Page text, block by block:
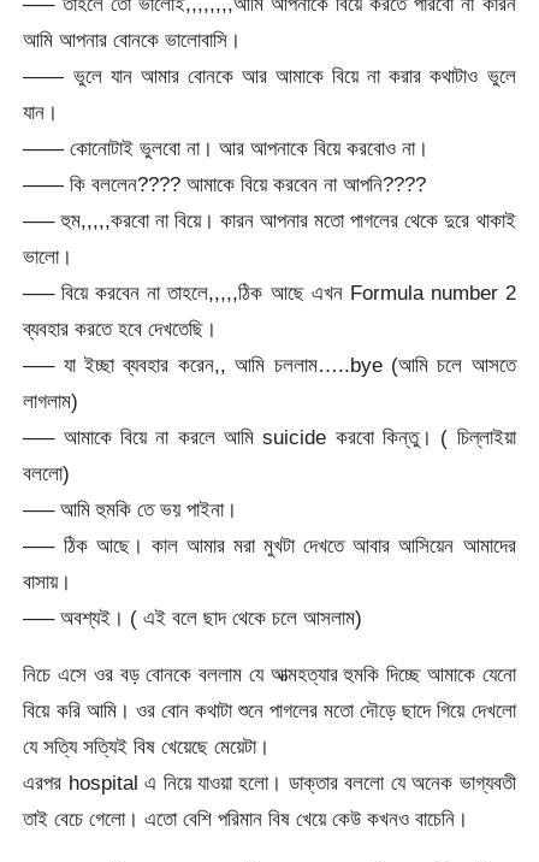
আমি আপনার বোনকে ভালোবাসি।
—— ভুলে যান আমার বোনকে আর আমাকে বিয়ে না করার কথাটাও ভুলে
যান।
—— কোনোটাই ভুলবো না। আর আপনাকে বিয়ে করবোও না।
—— কি বললেন???? আমাকে বিয়ে করবেন না আপনি????
—– হুম,,,,,করবো না বিয়ে। কারন আপনার মতো পাগলের থেকে দুরে থাকাই
ভালো।
—– বিয়ে করবেন না তাহলে,,,,,ঠিক আছে এখন Formula number 2
ব্যবহার করতে হবে দেখতেছি।
—– যা ইচ্ছা ব্যবহার করেন,, আমি চললাম…..bye (আমি চলে আসতে
লাগলাম)
—– আমাকে বিয়ে না করলে আমি suicide করবো কিন্তু। ( চিল্লাইয়া
বললো)
—– আমি হুমকি তে ভয় পাইনা।
—– ঠিক আছে। কাল আমার মরা মুখটা দেখতে আবার আসিয়েন আমাদের
বাসায়।
—– অবশ্যই। ( এই বলে ছাদ থেকে চলে আসলাম)
নিচে এসে ওর বড় বোনকে বললাম যে আত্মহত্যার হুমকি দিচ্ছে আমাকে যেনো
বিয়ে করি আমি। ওর বোন কথাটা শুনে পাগলের মতো দৌড়ে ছাদে গিয়ে দেখলো
যে সত্যি সত্যিই বিষ খেয়েছে মেয়েটা।
এরপর hospital এ নিয়ে যাওয়া হলো। ডাক্তার বললো যে অনেক ভাগ্যবতী
তাই বেচে গেলো। এতো বেশি পরিমান বিষ খেয়ে কেউ কখনও বাচেনি।